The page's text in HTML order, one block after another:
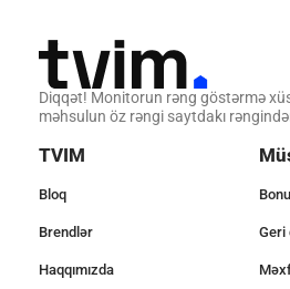
Diqqət! Monitorun rəng göstərmə
məhsulun öz rəngi saytdakı
TVIM
Bloq
Brendlər
Haqqımızda
Geri